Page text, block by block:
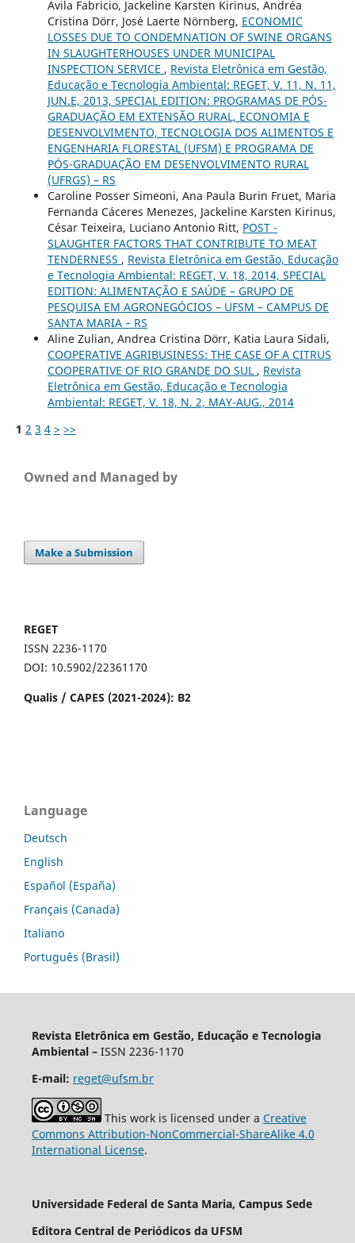
Avila Fabricio, Jackeline Karsten Kirinus, Andréa
Cristina Dörr, José Laerte Nörnberg, ECONOMIC
LOSSES DUE TO CONDEMNATION OF SWINE ORGANS
IN SLAUGHTERHOUSES UNDER MUNICIPAL
INSPECTION SERVICE , Revista Eletrônica em Gestão,
Educação e Tecnologia Ambiental: REGET, V. 11, N. 11,
JUN.E, 2013, SPECIAL EDITION: PROGRAMAS DE PÓS-
GRADUAÇÃO EM EXTENSÃO RURAL, ECONOMIA E
DESENVOLVIMENTO, TECNOLOGIA DOS ALIMENTOS E
ENGENHARIA FLORESTAL (UFSM) E PROGRAMA DE
PÓS-GRADUAÇÃO EM DESENVOLVIMENTO RURAL
(UFRGS) – RS
Caroline Posser Simeoni, Ana Paula Burin Fruet, Maria
Fernanda Cáceres Menezes, Jackeline Karsten Kirinus,
César Teixeira, Luciano Antonio Ritt, POST -
SLAUGHTER FACTORS THAT CONTRIBUTE TO MEAT
TENDERNESS , Revista Eletrônica em Gestão, Educação
e Tecnologia Ambiental: REGET, V. 18, 2014, SPECIAL
EDITION: ALIMENTAÇÃO E SAÚDE – GRUPO DE
PESQUISA EM AGRONEGÓCIOS – UFSM – CAMPUS DE
SANTA MARIA – RS
Aline Zulian, Andrea Cristina Dörr, Katia Laura Sidali,
COOPERATIVE AGRIBUSINESS: THE CASE OF A CITRUS
COOPERATIVE OF RIO GRANDE DO SUL , Revista
Eletrônica em Gestão, Educação e Tecnologia
Ambiental: REGET, V. 18, N. 2, MAY-AUG., 2014
1 2 3 4 > >>
Owned and Managed by
Make a Submission
REGET
ISSN 2236-1170
DOI: 10.5902/22361170
Qualis / CAPES (2021-2024): B2
Language
Deutsch
English
Español (España)
Français (Canada)
Italiano
Português (Brasil)
Revista Eletrônica em Gestão, Educação e Tecnologia
Ambiental – ISSN 2236-1170
E-mail: reget@ufsm.br
This work is licensed under a Creative
Commons Attribution-NonCommercial-ShareAlike 4.0
International License.
Universidade Federal de Santa Maria, Campus Sede
Editora Central de Periódicos da UFSM